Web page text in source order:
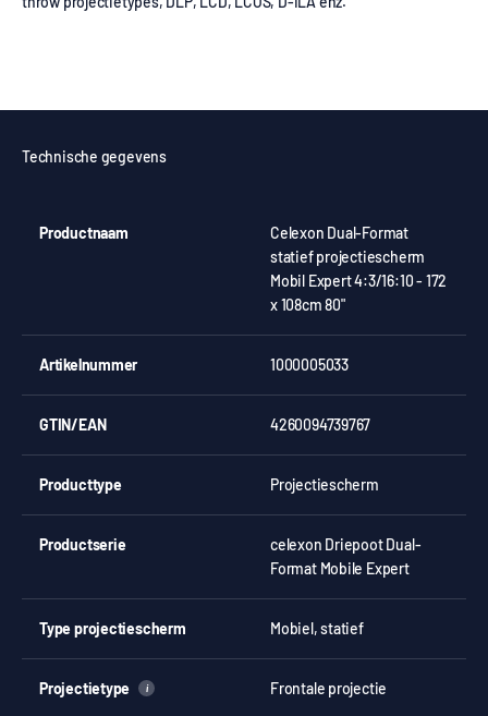
Technische gegevens
Productnaam
Celexon Dual-Format
statief projectiescherm
Mobil Expert 4:3/16:10 - 172
x 108cm 80"
Artikelnummer 1000005033
GTIN/EAN 4260094739767
Producttype Projectiescherm
Productserie
celexon Driepoot Dual-
Format Mobile Expert
Type projectiescherm Mobiel, statief
Projectietype i Frontale projectie